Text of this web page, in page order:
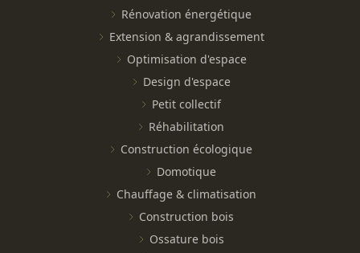
Rénovation énergétique
Extension & agrandissement
Optimisation d'espace
Design d'espace
Petit collectif
Réhabilitation
Construction écologique
Domotique
Chauffage & climatisation
Construction bois
Ossature bois